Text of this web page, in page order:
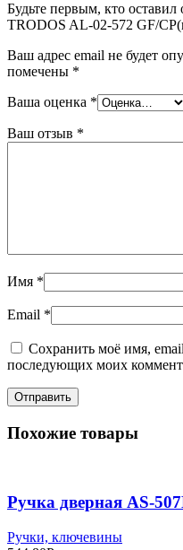
Будьте первым, кто оставил
TRODOS AL-02-572 GF/
Ваш адрес email не будет
помечены *
Ваша оценка *
Ваш отзыв *
Имя *
Email *
Сохранить моё имя,
последующих моих
Похожие товары
Ручка дверная AS-
Ручки, ключевины